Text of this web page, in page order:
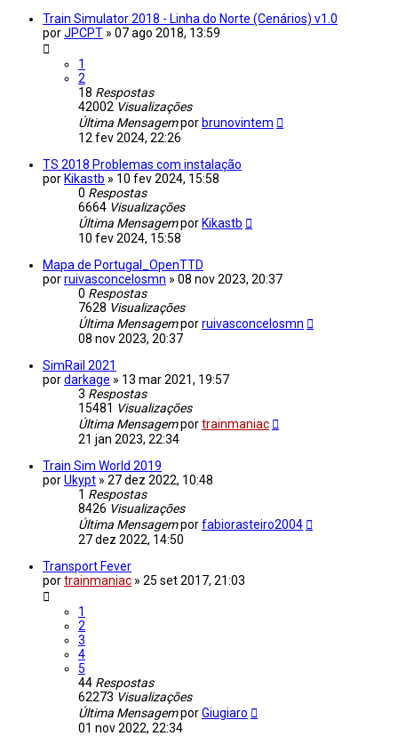
Train Simulator 2018 - Linha do Norte (Cenários) v1.0
porJPCPT » 07 ago 2018, 13:59
1
2
18 Respostas
42002 Visualizações
Última Mensagempor brunovintem
12 fev 2024, 22:26
TS 2018 Problemas com instalação
por Kikastb » 10 fev 2024, 15:58
0 Respostas
6664 Visualizações
Última Mensagempor Kikastb
10 fev 2024, 15:58
Mapa de Portugal_OpenTTD
porruivasconcelosmn » 08 nov 2023, 20:37
0 Respostas
7628 Visualizações
Última Mensagemporruivasconcelosmn
08 nov 2023, 20:37
SimRail 2021
pordarkage » 13 mar 2021, 19:57
3 Respostas
15481 Visualizações
Última Mensagemportrainmaniac
21 jan 2023, 22:34
Train Sim World 2019
porUkypt » 27 dez 2022, 10:48
1 Respostas
8426 Visualizações
Última Mensagemporfabiorasteiro2004
27 dez 2022, 14:50
Transport Fever
portrainmaniac » 25 set 2017, 21:03
1
2
3
4
5
44 Respostas
62273 Visualizações
Última MensagemporGiugiaro
01 nov 2022, 22:34